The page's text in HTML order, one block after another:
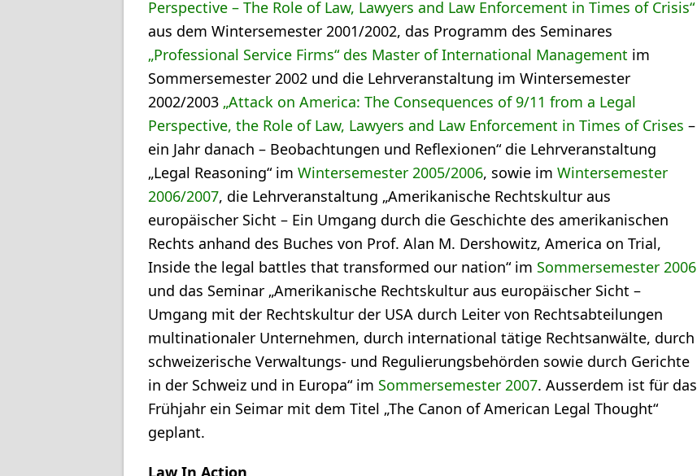
Perspective – The Role of Law, Lawyers and Law Enforcement in Times of Crisis“
aus dem Wintersemester 2001/2002, das Programm des Seminares
„Professional Service Firms“ des Master of International Management im
Sommersemester 2002 und die Lehrveranstaltung im Wintersemester
2002/2003 „Attack on America: The Consequences of 9/11 from a Legal
Perspective, the Role of Law, Lawyers and Law Enforcement in Times of Crises –
ein Jahr danach – Beobachtungen und Reflexionen“ die Lehrveranstaltung
„Legal Reasoning“ im Wintersemester 2005/2006, sowie im Wintersemester
2006/2007, die Lehrveranstaltung „Amerikanische Rechtskultur aus
europäischer Sicht – Ein Umgang durch die Geschichte des amerikanischen
Rechts anhand des Buches von Prof. Alan M. Dershowitz, America on Trial,
Inside the legal battles that transformed our nation“ im Sommersemester 2006
und das Seminar „Amerikanische Rechtskultur aus europäischer Sicht –
Umgang mit der Rechtskultur der USA durch Leiter von Rechtsabteilungen
multinationaler Unternehmen, durch international tätige Rechtsanwälte, durch
schweizerische Verwaltungs- und Regulierungsbehörden sowie durch Gerichte
in der Schweiz und in Europa“ im Sommersemester 2007. Ausserdem ist für das
Frühjahr ein Seimar mit dem Titel „The Canon of American Legal Thought“
geplant.
Law In Action